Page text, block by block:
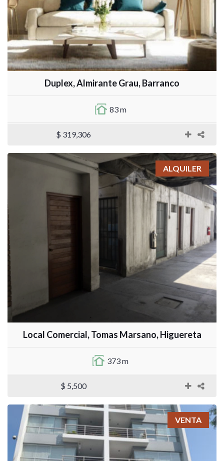
Duplex, Almirante Grau, Barranco
83 m
$ 319,306
ALQUILER
Local Comercial, Tomas Marsano, Higuereta
373 m
$ 5,500
VENTA